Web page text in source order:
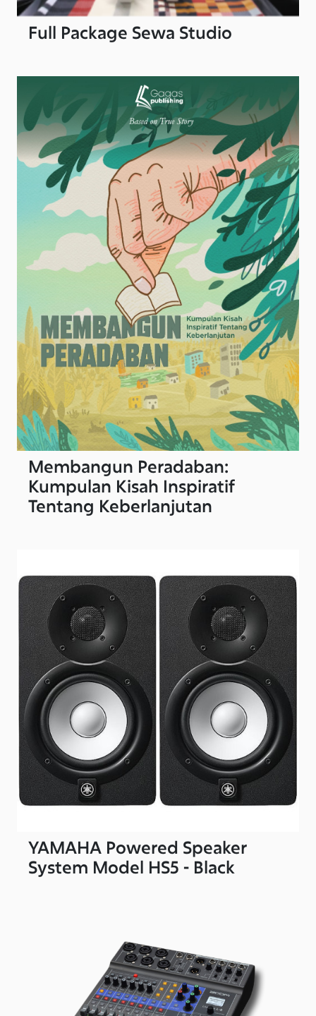
Full Package Sewa Studio
Membangun Peradaban:
Kumpulan Kisah Inspiratif
Tentang Keberlanjutan
YAMAHA Powered Speaker
System Model HS5 - Black